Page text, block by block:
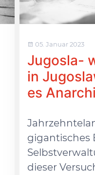
05. Januar 2023
Jugosla-
in
es
gigantisches
dieser